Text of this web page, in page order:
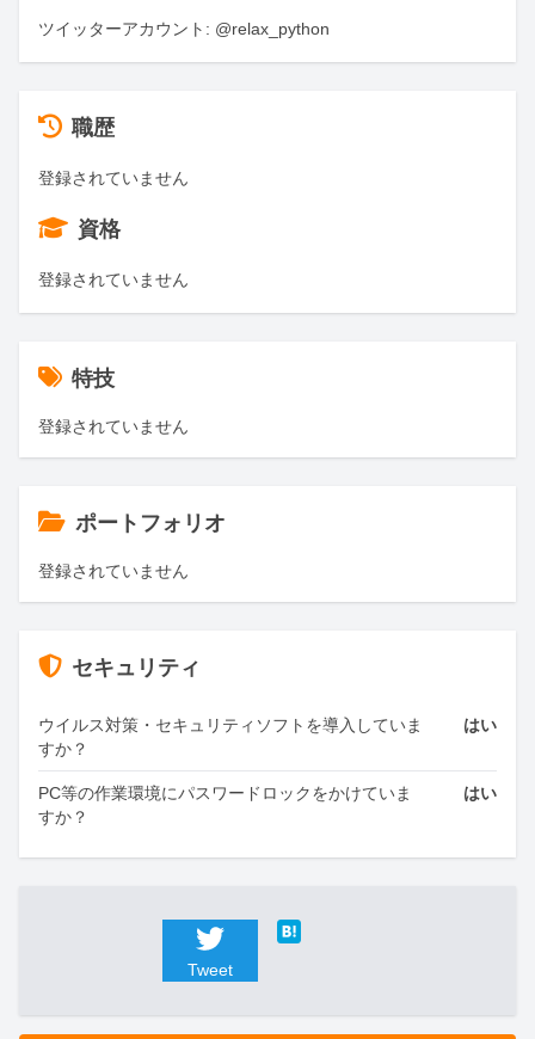
ツイッターアカウント: @relax_python
職歴
登録されていません
資格
登録されていません
特技
登録されていません
ポートフォリオ
登録されていません
セキュリティ
ウイルス対策・セキュリティソフトを導入していま
すか？
はい
PC等の作業環境にパスワードロックをかけていま
すか？
はい
Tweet